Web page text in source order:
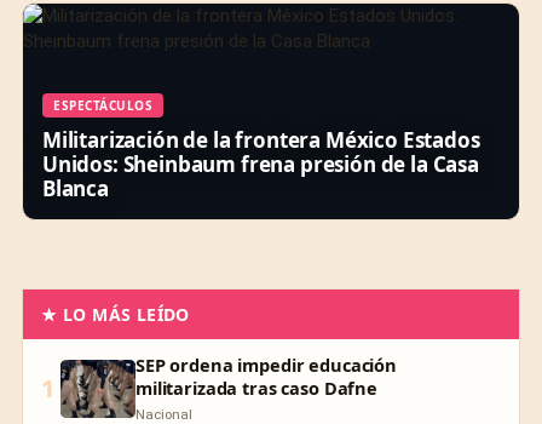
ESPECTÁCULOS
Militarización de la frontera México Estados
Unidos: Sheinbaum frena presión de la Casa
Blanca
★ LO MÁS LEÍDO
1
SEP ordena impedir educación
militarizada tras caso Dafne
Nacional